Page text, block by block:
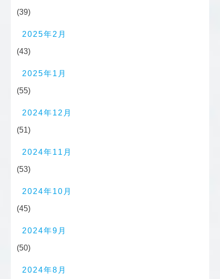
(39)
2025年2月
(43)
2025年1月
(55)
2024年12月
(51)
2024年11月
(53)
2024年10月
(45)
2024年9月
(50)
2024年8月